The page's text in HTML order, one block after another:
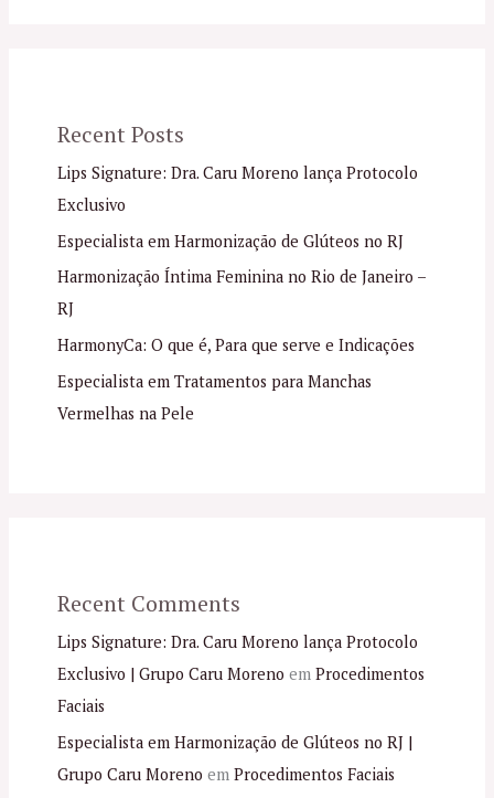
Recent Posts
Lips Signature: Dra. Caru Moreno lança Protocolo
Exclusivo
Especialista em Harmonização de Glúteos no RJ
Harmonização Íntima Feminina no Rio de Janeiro –
RJ
HarmonyCa: O que é, Para que serve e Indicações
Especialista em Tratamentos para Manchas
Vermelhas na Pele
Recent Comments
Lips Signature: Dra. Caru Moreno lança Protocolo
Exclusivo | Grupo Caru Moreno em Procedimentos
Faciais
Especialista em Harmonização de Glúteos no RJ |
Grupo Caru Moreno em Procedimentos Faciais